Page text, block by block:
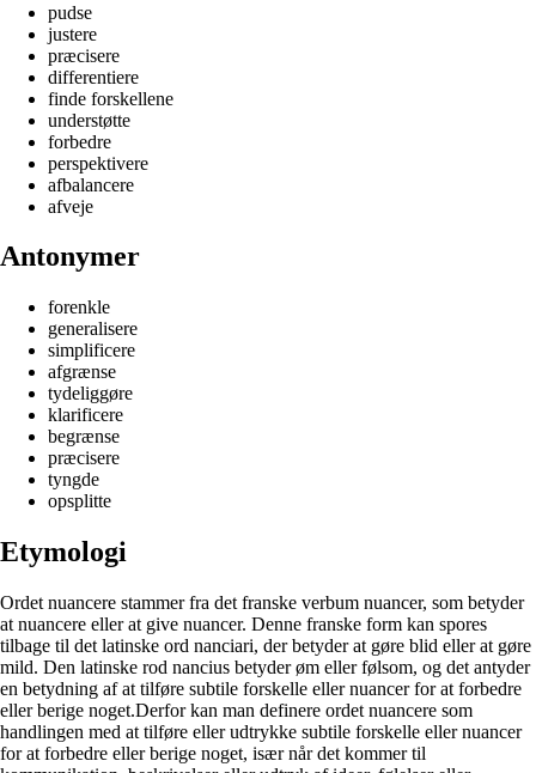
pudse
justere
præcisere
differentiere
finde forskellene
understøtte
forbedre
perspektivere
afbalancere
afveje
Antonymer
forenkle
generalisere
simplificere
afgrænse
tydeliggøre
klarificere
begrænse
præcisere
tyngde
opsplitte
Etymologi
Ordet nuancere stammer fra det franske verbum nuancer, som betyder
at nuancere eller at give nuancer. Denne franske form kan spores
tilbage til det latinske ord nanciari, der betyder at gøre blid eller at gøre
mild. Den latinske rod nancius betyder øm eller følsom, og det antyder
en betydning af at tilføre subtile forskelle eller nuancer for at forbedre
eller berige noget.Derfor kan man definere ordet nuancere som
handlingen med at tilføre eller udtrykke subtile forskelle eller nuancer
for at forbedre eller berige noget, især når det kommer til